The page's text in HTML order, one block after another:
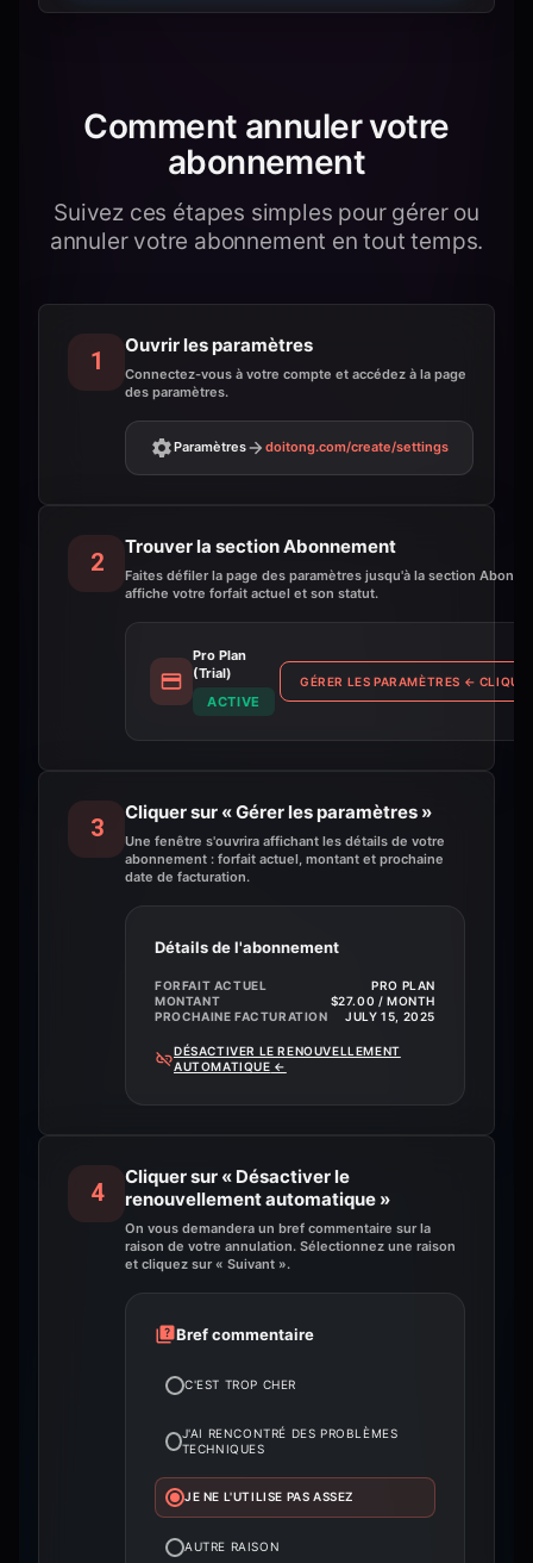
Comment annuler votre
abonnement
Suivez ces étapes simples pour gérer ou
annuler votre abonnement en tout temps.
1
Ouvrir les paramètres
Connectez-vous à votre compte et accédez à la page
des paramètres.
Paramètres doitong.com/create/settings
2
Trouver la section Abonnement
Faites défiler la page des paramètres jusqu'à la section
affiche votre forfait actuel et son statut.
Pro Plan
(Trial)
ACTIVE
GÉRER LES PARAMÈTRES ←
3
Cliquer sur « Gérer les paramètres »
Une fenêtre s'ouvrira affichant les détails de votre
abonnement : forfait actuel, montant et prochaine
date de facturation.
Détails de l'abonnement
FORFAIT ACTUEL
PRO PLAN
MONTANT
$27.00 / MONTH
PROCHAINE FACTURATION
JULY 15, 2025
DÉSACTIVER LE RENOUVELLEMENT
AUTOMATIQUE ←
4
Cliquer sur « Désactiver le
renouvellement automatique »
On vous demandera un bref commentaire sur la
raison de votre annulation. Sélectionnez une raison
et cliquez sur « Suivant ».
Bref commentaire
C'EST TROP CHER
J'AI RENCONTRÉ DES PROBLÈMES
TECHNIQUES
JE NE L'UTILISE PAS ASSEZ
AUTRE RAISON